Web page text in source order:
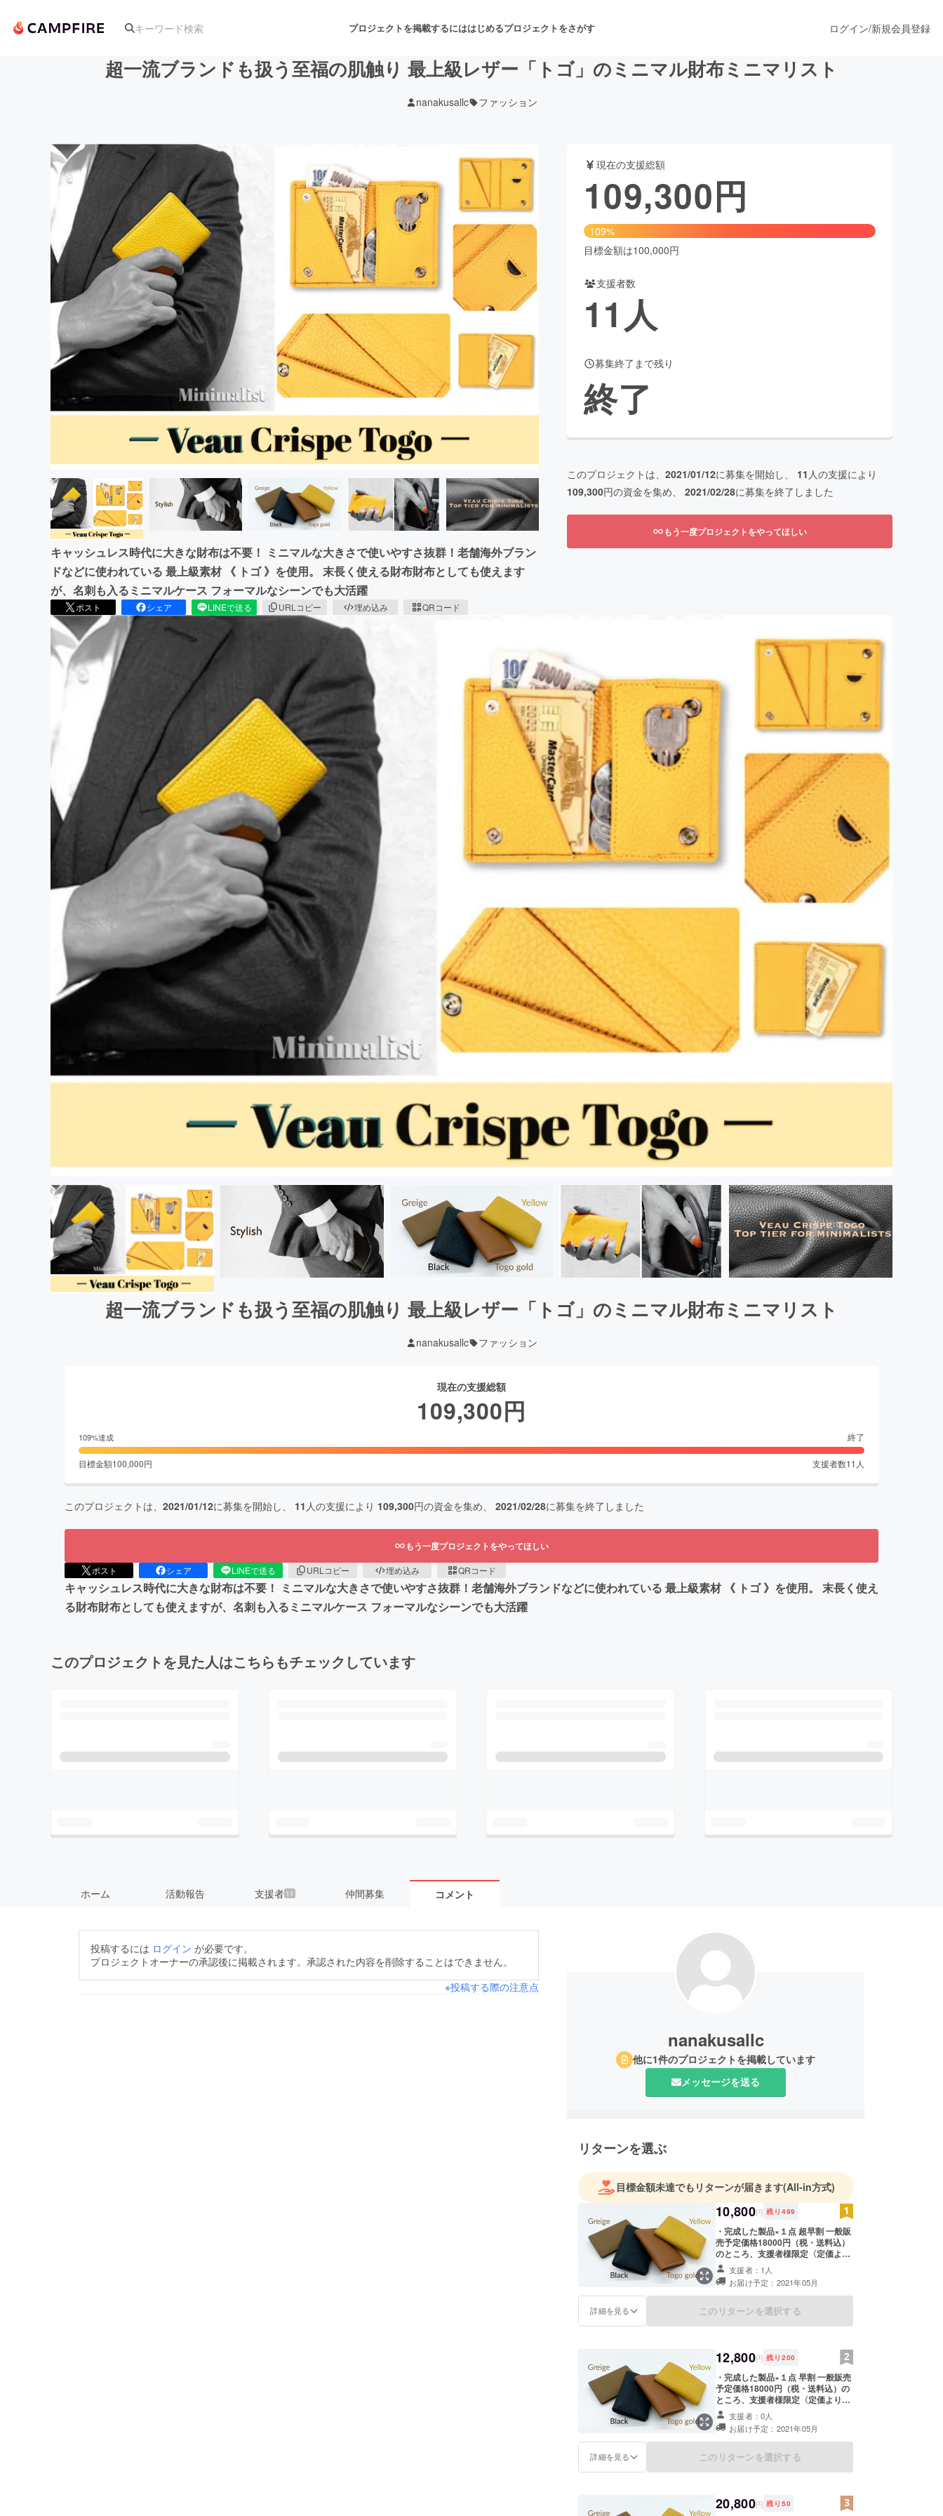
プロジェクトを掲載するにははじめるプロジェクトをさがす
アート・写真 音楽 舞台・パフォーマンス
テクノロジー・ガジェット ゲーム・サービス開発 フード・飲食店 ファッション
映像・映画 書籍・雑誌出版
ビジネス・起業 チャレンジ ビューティー・ヘルスケア
まちづくり・地域活性化
CAMPFIRE for Social Good CAMPFIRE Creation
CAMPFIREふるさと納税machi-yaコミュニティ
ログイン/新規会員登録
超一流ブランドも扱う至福の肌触り 最上級レザー「トゴ」のミニマル財布ミニマリスト
nanakusallc ファッション
キャッシュレス時代に大きな財布は不要！ ミニマルな大きさで使いやすさ抜群！老舗海外ブラン
ドなどに使われている 最上級素材 《 トゴ 》を使用。 末長く使える財布財布としても使えます
が、名刺も入るミニマルケース フォーマルなシーンでも大活躍
ポスト シェア LINEで送る URLコピー 埋め込み QRコード
現在の支援総額
109,300円
109%
目標金額は100,000円
支援者数
11 人
募集終了まで残り
終了
このプロジェクトは、 2021/01/12に募集を開始し、 11 人の支援により
109,300円の資金を集め、 2021/02/28に募集を終了しました
もう一度プロジェクトをやってほしい
超一流ブランドも扱う至福の肌触り 最上級レザー「トゴ」のミニマル財布ミニマリスト
nanakusallc ファッション
現在の支援総額
109,300円
109%達成 終了
目標金額100,000円 支援者数11 人
このプロジェクトは、 2021/01/12に募集を開始し、 11 人の支援により 109,300円の資金を集め、 2021/02/28に募集を終了しました
もう一度プロジェクトをやってほしい
ポスト シェア LINEで送る URLコピー 埋め込み QRコード
キャッシュレス時代に大きな財布は不要！ ミニマルな大きさで使いやすさ抜群！老舗海外ブランドなどに使われている 最上級素材 《 トゴ 》を使用。 末長く使え
る財布財布としても使えますが、名刺も入るミニマルケース フォーマルなシーンでも大活躍
このプロジェクトを見た人はこちらもチェックしています
ホーム 活動報告 支援者 11 仲間募集 コメント
投稿するには ログイン が必要です。
プロジェクトオーナーの承認後に掲載されます。承認された内容を削除することはできません。
※投稿する際の注意点
nanakusallc
他に1件のプロジェクトを掲載しています
メッセージを送る
リターンを選ぶ
目標金額未達でもリターンが届きます(All-in方式)
10,800円 残り 499
・完成した製品×１点 超早割 一般販
売予定価格18000円（税・送料込）
のところ、支援者様限定〈定価より
40%OFF〉の 10800円（税・送料
込）にて承ります。 カラー：ブラッ
ク、イエロー、グレージュ、トゴ
ゴールド クラウドファンディング終
了後、2021/5月中にお申し込み順に
す。 何卒ご了承下さい。 ※必ずお読
み下さい ・色目に関しては、お客様
のご覧頂いているパソコンやスマー
トフォンによっても実際の商品と多
少異なる場合がございますので予め
ご了承下さい。 ・デザイン、仕様、
内容品は変更になる可能性がござい
ます。 ・2021年2月末までに応援購
入された方は、5月中の発送を目指
し尽力致します。 ・ご注文状況や使
支援者：1人
お届け予定：2021年05月
詳細を見る このリターンを選択する
12,800円 残り 200
・完成した製品×１点 早割 一般販売
予定価格18000円（税・送料込）の
ところ、支援者様限定〈定価より
30%OFF〉の 12800円（税・送料
込）にて承ります。 カラー：ブラッ
ク、イエロー、グレージュ、トゴ
ゴールド クラウドファンディング終
了後、2021/5月中にお申し込み順に
す。 何卒ご了承下さい。 ※必ずお読
み下さい ・色目に関しては、お客様
支援者：0人
お届け予定：2021年05月
詳細を見る このリターンを選択する
20,800円 残り 50